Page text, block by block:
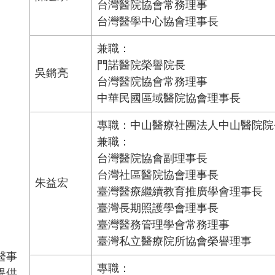
事
台灣醫院協會常務理事
台灣醫學中心協會理事長
吳鏘亮
兼職：
門諾醫院榮譽院長
台灣醫院協會常務理事
中華民國區域醫院協會理事長
朱益宏
專職：中山醫療社團法人中山醫院
兼職：
台灣醫院協會副理事長
台灣社區醫院協會理事長
臺灣醫療繼續教育推廣學會理事長
臺灣長期照護學會理事長
臺灣醫務管理學會常務理事
臺灣私立醫療院所協會榮譽理事
專職：